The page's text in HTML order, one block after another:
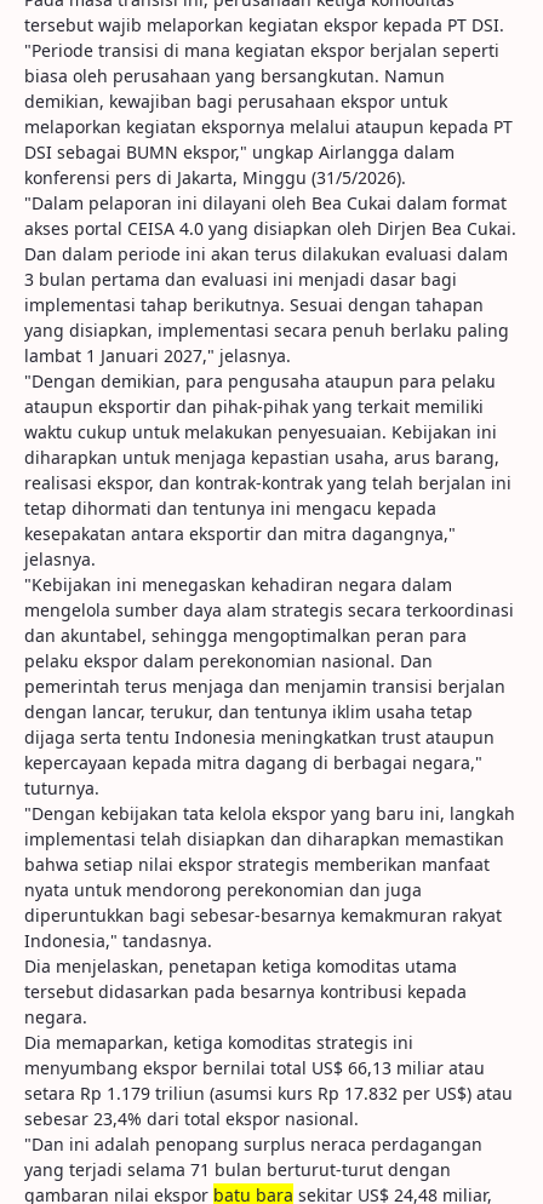
tersebut wajib melaporkan kegiatan ekspor kepada PT DSI.
"Periode transisi di mana kegiatan ekspor berjalan seperti
biasa oleh perusahaan yang bersangkutan. Namun
demikian, kewajiban bagi perusahaan ekspor untuk
melaporkan kegiatan ekspornya melalui ataupun kepada PT
DSI sebagai BUMN ekspor," ungkap Airlangga dalam
konferensi pers di Jakarta, Minggu (31/5/2026).
"Dalam pelaporan ini dilayani oleh Bea Cukai dalam format
akses portal CEISA 4.0 yang disiapkan oleh Dirjen Bea Cukai.
Dan dalam periode ini akan terus dilakukan evaluasi dalam
3 bulan pertama dan evaluasi ini menjadi dasar bagi
implementasi tahap berikutnya. Sesuai dengan tahapan
yang disiapkan, implementasi secara penuh berlaku paling
lambat 1 Januari 2027," jelasnya.
"Dengan demikian, para pengusaha ataupun para pelaku
ataupun eksportir dan pihak-pihak yang terkait memiliki
waktu cukup untuk melakukan penyesuaian. Kebijakan ini
diharapkan untuk menjaga kepastian usaha, arus barang,
realisasi ekspor, dan kontrak-kontrak yang telah berjalan ini
tetap dihormati dan tentunya ini mengacu kepada
kesepakatan antara eksportir dan mitra dagangnya,"
jelasnya.
"Kebijakan ini menegaskan kehadiran negara dalam
mengelola sumber daya alam strategis secara terkoordinasi
dan akuntabel, sehingga mengoptimalkan peran para
pelaku ekspor dalam perekonomian nasional. Dan
pemerintah terus menjaga dan menjamin transisi berjalan
dengan lancar, terukur, dan tentunya iklim usaha tetap
dijaga serta tentu Indonesia meningkatkan trust ataupun
kepercayaan kepada mitra dagang di berbagai negara,"
tuturnya.
"Dengan kebijakan tata kelola ekspor yang baru ini, langkah
implementasi telah disiapkan dan diharapkan memastikan
bahwa setiap nilai ekspor strategis memberikan manfaat
nyata untuk mendorong perekonomian dan juga
diperuntukkan bagi sebesar-besarnya kemakmuran rakyat
Indonesia," tandasnya.
Dia menjelaskan, penetapan ketiga komoditas utama
tersebut didasarkan pada besarnya kontribusi kepada
negara.
Dia memaparkan, ketiga komoditas strategis ini
menyumbang ekspor bernilai total US$ 66,13 miliar atau
setara Rp 1.179 triliun (asumsi kurs Rp 17.832 per US$) atau
sebesar 23,4% dari total ekspor nasional.
"Dan ini adalah penopang surplus neraca perdagangan
yang terjadi selama 71 bulan berturut-turut dengan
gambaran nilai ekspor batu bara sekitar US$ 24,48 miliar,